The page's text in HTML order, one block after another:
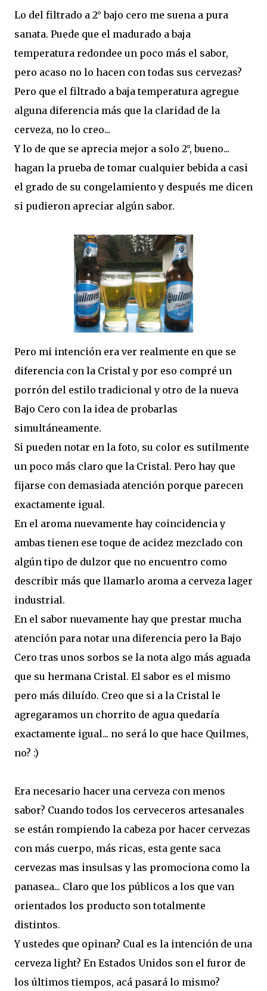
Lo del filtrado a 2° bajo cero me suena a pura
sanata. Puede que el madurado a baja
temperatura redondee un poco más el sabor,
pero acaso no lo hacen con todas sus cervezas?
Pero que el filtrado a baja temperatura agregue
alguna diferencia más que la claridad de la
cerveza, no lo creo...
Y lo de que se aprecia mejor a solo 2°, bueno...
hagan la prueba de tomar cualquier bebida a casi
el grado de su congelamiento y después me dicen
si pudieron apreciar algún sabor.
Pero mi intención era ver realmente en que se
diferencia con la Cristal y por eso compré un
porrón del estilo tradicional y otro de la nueva
Bajo Cero con la idea de probarlas
simultáneamente.
Si pueden notar en la foto, su color es sutilmente
un poco más claro que la Cristal. Pero hay que
fijarse con demasiada atención porque parecen
exactamente igual.
En el aroma nuevamente hay coincidencia y
ambas tienen ese toque de acidez mezclado con
algún tipo de dulzor que no encuentro como
describir más que llamarlo aroma a cerveza lager
industrial.
En el sabor nuevamente hay que prestar mucha
atención para notar una diferencia pero la Bajo
Cero tras unos sorbos se la nota algo más aguada
que su hermana Cristal. El sabor es el mismo
pero más diluído. Creo que si a la Cristal le
agregaramos un chorrito de agua quedaría
exactamente igual... no será lo que hace Quilmes,
no? :)
Era necesario hacer una cerveza con menos
sabor? Cuando todos los cerveceros artesanales
se están rompiendo la cabeza por hacer cervezas
con más cuerpo, más ricas, esta gente saca
cervezas mas insulsas y las promociona como la
panasea... Claro que los públicos a los que van
orientados los producto son totalmente
distintos.
Y ustedes que opinan? Cual es la intención de una
cerveza light? En Estados Unidos son el furor de
los últimos tiempos, acá pasará lo mismo?